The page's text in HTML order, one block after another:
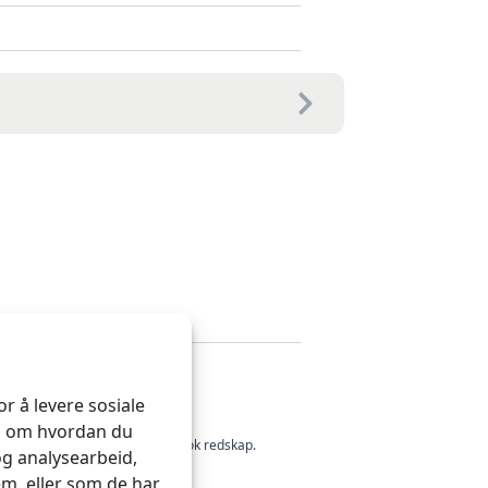
å levere sosiale
hvordan du
analysearbeid,
tråden skal ligge i.Ellers helt ok redskap.